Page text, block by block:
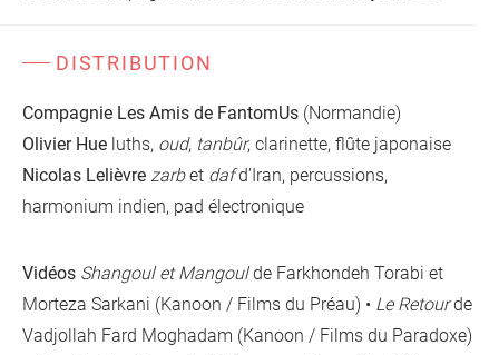
DISTRIBUTION
Compagnie Les Amis de FantomUs (Normandie)
Olivier Hue luths, oud, tanbûr, clarinette, flûte japonaise
Nicolas Lelièvre zarbet dafd’Iran, percussions,
harmonium indien, pad électronique
Vidéos Shangoul et Mangoulde Farkhondeh Torabi et
Morteza Sarkani (Kanoon / Films du Préau) • Le Retourde
Vadjollah Fard Moghadam (Kanoon / Films du Paradoxe)